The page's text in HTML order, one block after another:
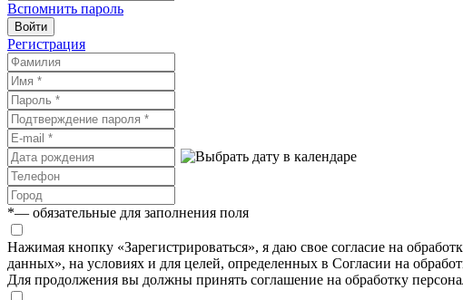
Вспомнить пароль
Войти
Регистрация
*— обязательные для заполнения поля
Нажимая кнопку «Зарегистрироваться», я даю свое согласие на
данных», на условиях и для целей, определенных в Согласии на
Для продолжения вы должны принять соглашение на обработку